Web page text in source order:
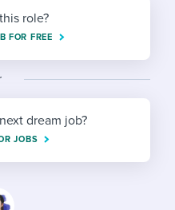
hiring pipelines
compliance
attracting people
work processes
tutorials
& reports
life
Request a demo
Start a free trial
role?
FOR FREE
dream job?
JOBS